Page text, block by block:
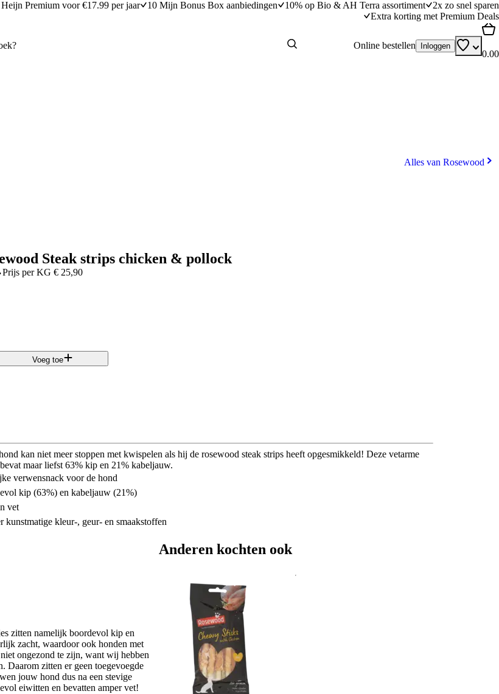
Premium voor €17.99 per jaar 10 Mijn Bonus Box aanbiedingen 10% op Bio & AH Terra assortiment
2x zo snel sparen
Extra korting met Premium Deals
Online bestellen Inloggen
0.00
Alles van Rosewood
Steak strips chicken & pollock
Prijs per KG € 25,90
Voeg toe
kan niet meer stoppen met kwispelen als hij de rosewood steak strips heeft opgesmikkeld! Deze vetarme
maar liefst 63% kip en 21% kabeljauw.
verwensnack voor de hond
kip (63%) en kabeljauw (21%)
vet
kunstmatige kleur-, geur- en smaakstoffen
zitten namelijk boordevol kip en
zacht, waardoor ook honden met
ongezond te zijn, want wij hebben
Daarom zitten er geen toegevoegde
jouw hond dus na een stevige
eiwitten en bevatten amper vet!
Anderen kochten ook